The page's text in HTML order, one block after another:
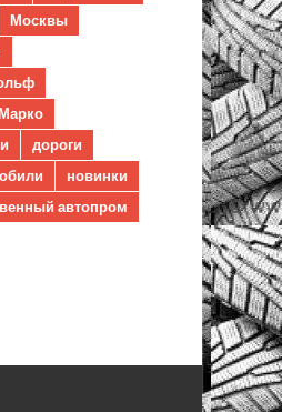
Москвы
дороги
новинки
автопром